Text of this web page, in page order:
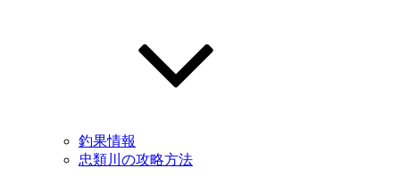
釣果情報
忠類川の攻略方法